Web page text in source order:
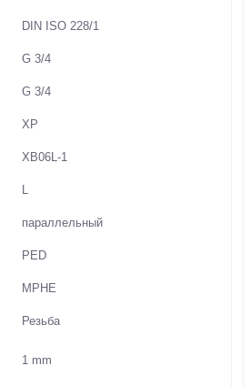
DIN ISO 228/1
G 3/4
G 3/4
XP
XB06L-1
L
параллельный
PED
MPHE
Резьба
1 mm